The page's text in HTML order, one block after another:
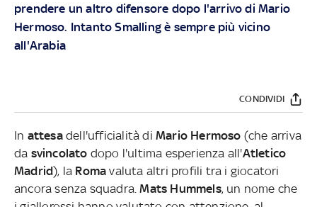
prendere un altro difensore dopo l'arrivo di Mario
Hermoso. Intanto Smalling è sempre più vicino
all'Arabia
CONDIVIDI
In attesadell'ufficialità diMario Hermoso (che arriva
da svincolato dopo l'ultima esperienza all'Atletico
Madrid), la Romavaluta altri profili tra i giocatori
ancora senza squadra.Mats Hummels, un nome che